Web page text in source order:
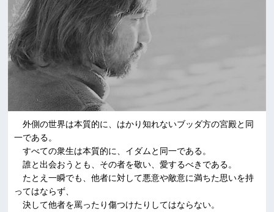
外側の世界は本質的に、はかり知れないブッダ方の宮殿と同
一である。
すべての衆生は本質的に、イダムと同一である。
誰と出会おうとも、その者を敬い、愛するべきである。
たとえ一瞬でも、他者に対して悪意や敵意に満ちた思いを持
ってはならず、
決して他者を罵ったり傷つけたりしてはならない。